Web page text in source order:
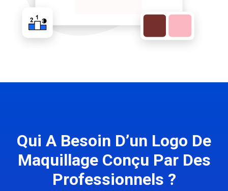
Qui A Besoin D’un Logo De
Maquillage Conçu Par Des
Professionnels ?